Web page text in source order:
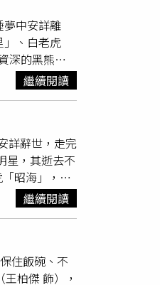
是最棒
瑜特別準備
〉舞蹈合作
，「其實我
達的I人，慢
，並在粉絲
SOLO高雄
夢中安詳離
」、白老虎
深的黑熊奶
是以慵懶、
客的心。為
班時間到
安度過了在
再也見不到
物園今年陸
的黑熊「瑪
繼續閱讀
詳辭世，走完
星，其逝去不
昭海」，在
過14個年頭，
戰，在獸醫與
好的生活品
的雄風，將
自Facebook
非洲象「阿
繼續閱讀
住飯碗、不
柏傑 飾），